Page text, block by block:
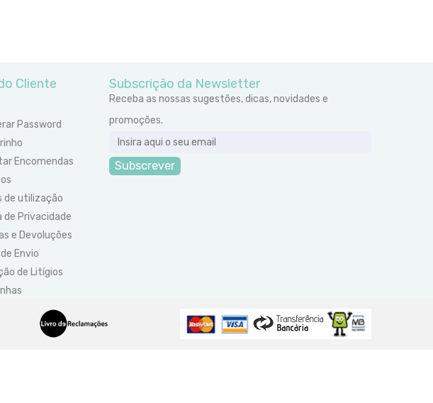
Cliente
Password
Encomendas
de utilização
de Privacidade
e Devoluções
Envio
de Litígios
Subscrição da Newsletter
Receba as nossas sugestões, dicas, novidades e
promoções.
Subscrever